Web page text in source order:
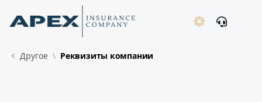
Skip to Main Content
Другое Реквизиты компании
New